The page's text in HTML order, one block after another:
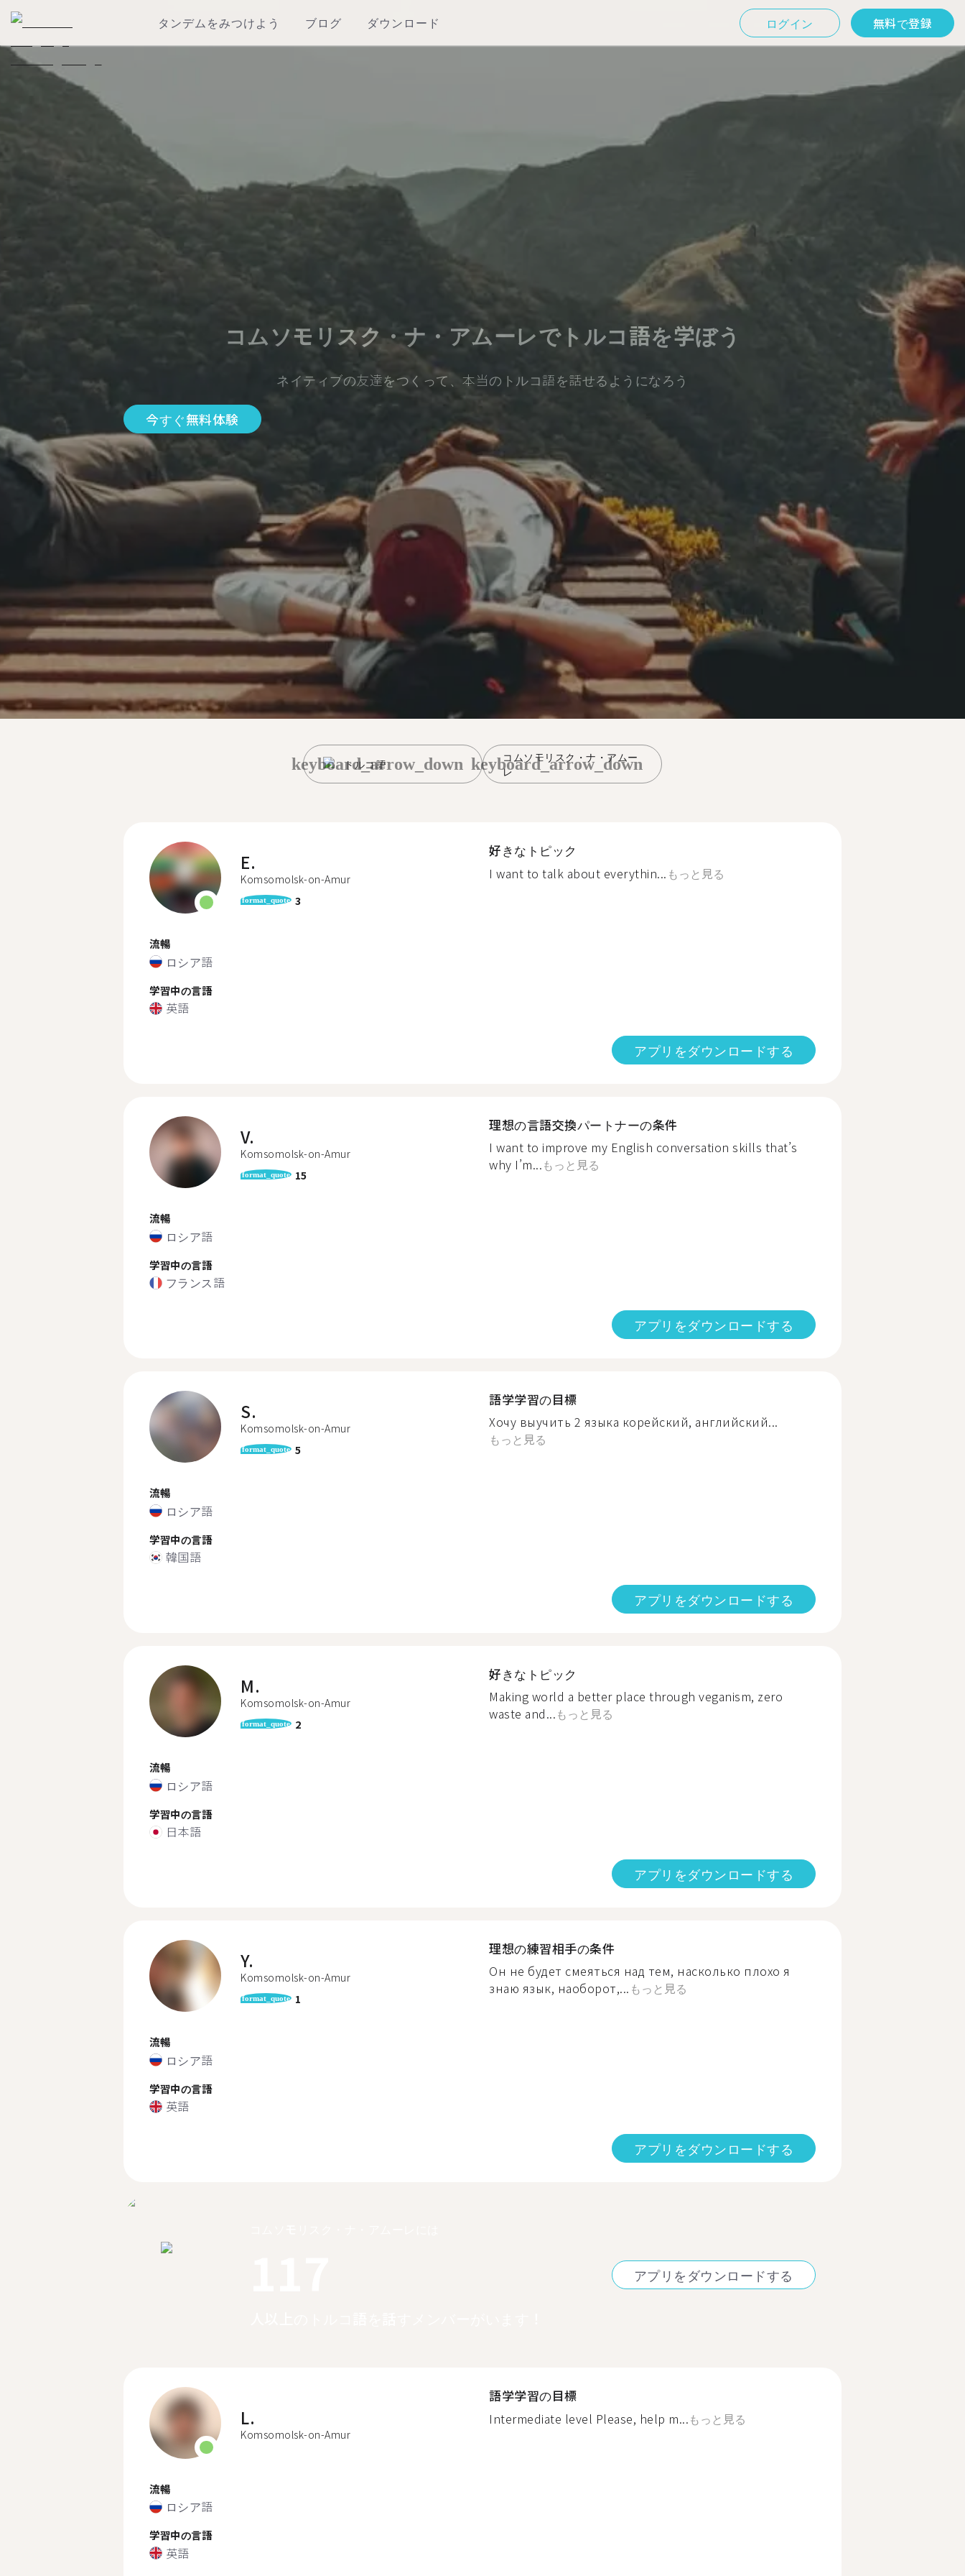
タンデムをみつけよう ブログ ダウンロード ログイン 無料で登録
コムソモリスク・ナ・アムーレでトルコ語を学ぼう
ネイティブの友達をつくって、本当のトルコ語を話せるようになろう
今すぐ無料体験
トルコ語
keyboard_arrow_down
コムソモリスク・ナ・アムー
レ
keyboard_arrow_down
E.
Komsomolsk-on-Amur
format_quote 3
流暢
ロシア語
学習中の言語
英語
好きなトピック
I want to talk about everythin... もっと見る
アプリをダウンロードする
V.
Komsomolsk-on-Amur
format_quote 15
流暢
ロシア語
学習中の言語
フランス語
理想の言語交換パートナーの条件
I want to improve my English conversation skills that’s
why I’m...もっと見る
アプリをダウンロードする
S.
Komsomolsk-on-Amur
format_quote 5
流暢
ロシア語
学習中の言語
韓国語
語学学習の目標
Хочу выучить 2 языка корейский, английский...
もっと見る
アプリをダウンロードする
M.
Komsomolsk-on-Amur
format_quote 2
流暢
ロシア語
学習中の言語
日本語
好きなトピック
Making world a better place through veganism, zero
waste and...もっと見る
アプリをダウンロードする
Y.
Komsomolsk-on-Amur
format_quote 1
流暢
ロシア語
学習中の言語
英語
理想の練習相手の条件
Он не будет смеяться над тем, насколько плохо я
знаю язык, наоборот,... もっと見る
アプリをダウンロードする
アプリをダウンロードする
L.
Komsomolsk-on-Amur
流暢
ロシア語
学習中の言語
英語
語学学習の目標
Intermediate level Please, help m...もっと見る